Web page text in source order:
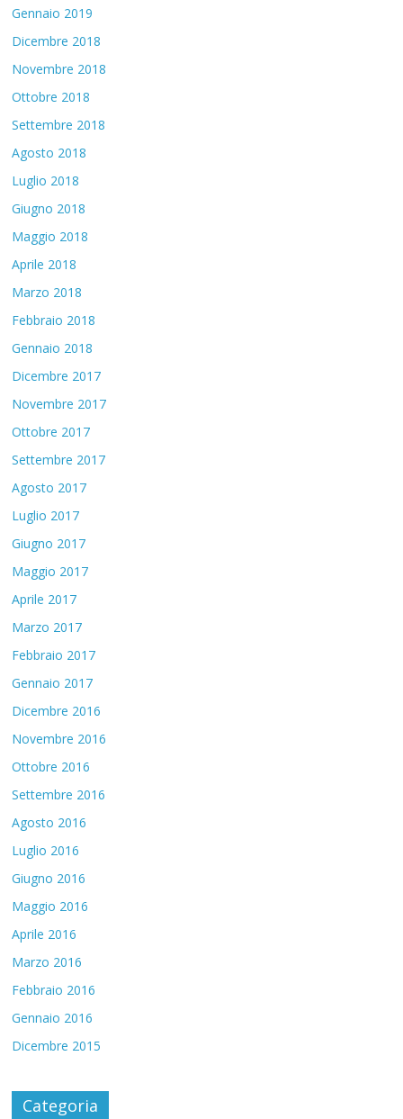
Gennaio 2019
Dicembre 2018
Novembre 2018
Ottobre 2018
Settembre 2018
Agosto 2018
Luglio 2018
Giugno 2018
Maggio 2018
Aprile 2018
Marzo 2018
Febbraio 2018
Gennaio 2018
Dicembre 2017
Novembre 2017
Ottobre 2017
Settembre 2017
Agosto 2017
Luglio 2017
Giugno 2017
Maggio 2017
Aprile 2017
Marzo 2017
Febbraio 2017
Gennaio 2017
Dicembre 2016
Novembre 2016
Ottobre 2016
Settembre 2016
Agosto 2016
Luglio 2016
Giugno 2016
Maggio 2016
Aprile 2016
Marzo 2016
Febbraio 2016
Gennaio 2016
Dicembre 2015
Categoria